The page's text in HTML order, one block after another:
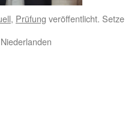
, Prüfung veröffentlicht.